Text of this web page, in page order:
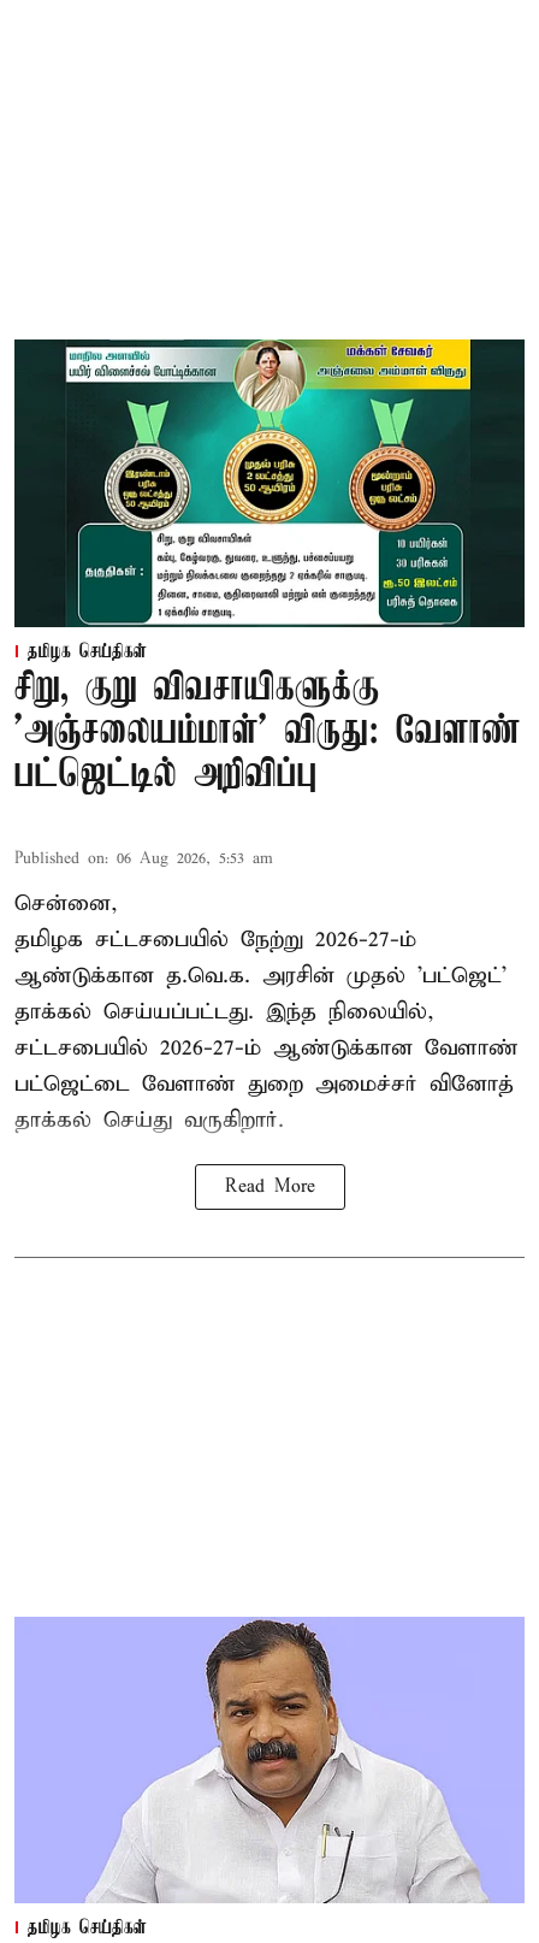
தமிழக செய்திகள்
சிறு, குறு விவசாயிகளுக்கு
'அஞ்சலையம்மாள்' விருது: வேளாண்
பட்ஜெட்டில் அறிவிப்பு
Published on: 06 Aug 2026, 5:53 am
சென்னை,
தமிழக சட்டசபையில் நேற்று 2026-27-ம்
ஆண்டுக்கான த.வெ.க. அரசின் முதல் 'பட்ஜெட்'
தாக்கல் செய்யப்பட்டது. இந்த நிலையில்,
சட்டசபையில் 2026-27-ம் ஆண்டுக்கான வேளாண்
பட்ஜெட்டை வேளாண் துறை அமைச்சர் வினோத்
தாக்கல் செய்து வருகிறார்.
Read More
தமிழக செய்திகள்